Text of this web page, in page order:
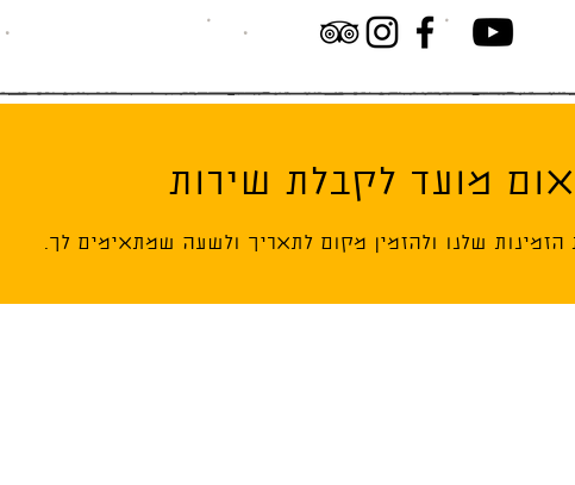
מועד לקבלת שירות
הזמינות שלנו ולהזמין מקום לתאריך ולשעה שמתאימים לך.